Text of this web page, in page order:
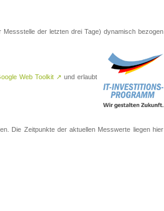
der letzten drei Tage) dynamisch bezogen
Web Toolkit ↗ und erlaubt
Die Zeitpunkte der aktuellen Messwerte liegen hier